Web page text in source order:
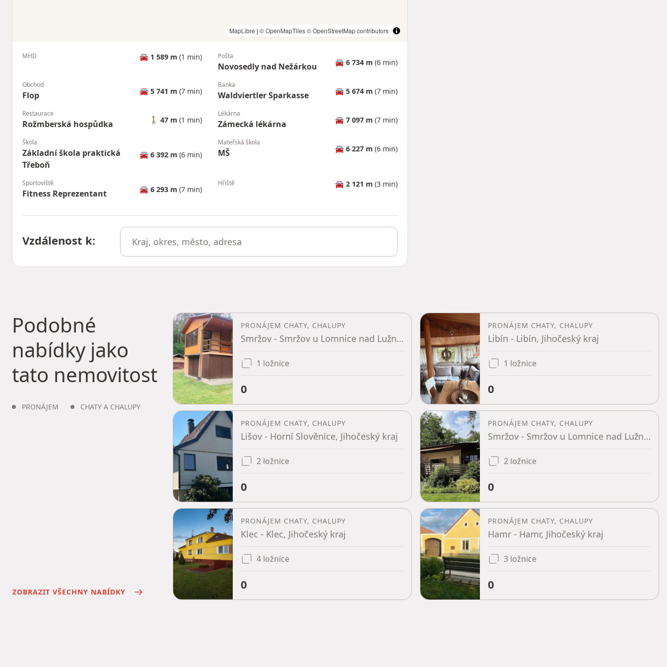
MapLibre | © OpenMapTiles© OpenStreetMap contributors
MHD 🚘 1 589 m (1 min) Pošta
Novosedly nad Nežárkou 🚘 6 734 m (6 min)
Obchod
Flop 🚘 5 741 m (7 min)
Banka
Waldviertler Sparkasse 🚘 5 674 m (7 min)
Restaurace
Rožmberská hospůdka 🚶 47 m (1 min)
Lékárna
Zámecká lékárna 🚘 7 097 m (7 min)
Škola
Základní škola praktická
Třeboň
🚘 6 392 m (6 min)
Mateřská škola
MŠ 🚘 6 227 m (6 min)
Sportoviště
Fitness Reprezentant 🚘 6 293 m (7 min)
Hřiště 🚘 2 121 m (3 min)
Vzdálenost k:
Podobné
nabídky jako
tato nemovitost
PRONÁJEM CHATY A CHALUPY
ZOBRAZIT VŠECHNY NABÍDKY
PRONÁJEM CHATY, CHALUPY
Smržov - Smržov u Lomnice nad Lužnicí, Jihočeský kraj
1 ložnice
0
PRONÁJEM CHATY, CHALUPY
Libín - Libín, Jihočeský kraj
1 ložnice
0
PRONÁJEM CHATY, CHALUPY
Lišov - Horní Slověnice, Jihočeský kraj
2 ložnice
0
PRONÁJEM CHATY, CHALUPY
Smržov - Smržov u Lomnice nad Lužnicí, Jihočeský kraj
2 ložnice
0
PRONÁJEM CHATY, CHALUPY
Klec - Klec, Jihočeský kraj
4 ložnice
0
PRONÁJEM CHATY, CHALUPY
Hamr - Hamr, Jihočeský kraj
3 ložnice
0